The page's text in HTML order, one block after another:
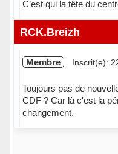
C’est qui la tête du
Hors ligne
RCK.Breizh
Membre Inscrit(e):
Toujours pas de
CDF ? Car là c'est la
changement.